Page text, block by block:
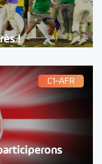
!
C1-AFR